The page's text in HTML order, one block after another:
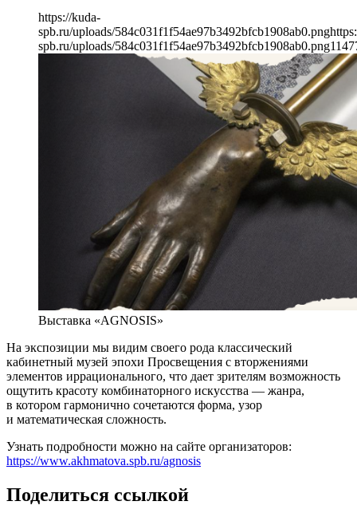
https://kuda-
spb.ru/uploads/584c031f1f54ae97b3492bfcb1908ab0.png
spb.ru/uploads/584c031f1f54ae97b3492bfcb1908ab0.png1147
Выставка «AGNOSIS»
На экспозиции мы видим своего рода классический
кабинетный музей эпохи Просвещения с вторжениями
элементов иррационального, что дает зрителям возможность
ощутить красоту комбинаторного искусства — жанра,
в котором гармонично сочетаются форма, узор
и математическая сложность.
Узнать подробности можно на сайте организаторов:
https://www.akhmatova.spb.ru/agnosis
Поделиться ссылкой